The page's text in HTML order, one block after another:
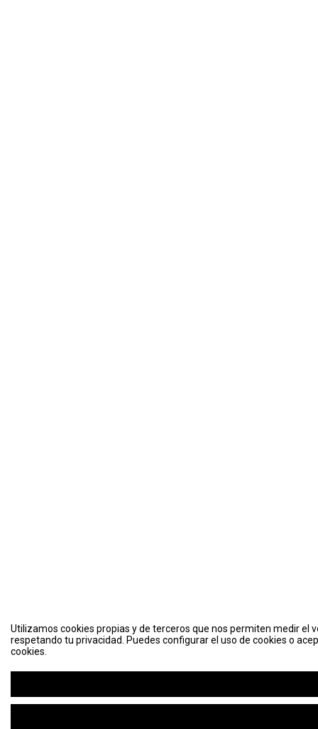
Utilizamos cookies propias y de terceros que nos permiten medir el
respetando tu privacidad. Puedes configurar el uso de cookies o
cookies.